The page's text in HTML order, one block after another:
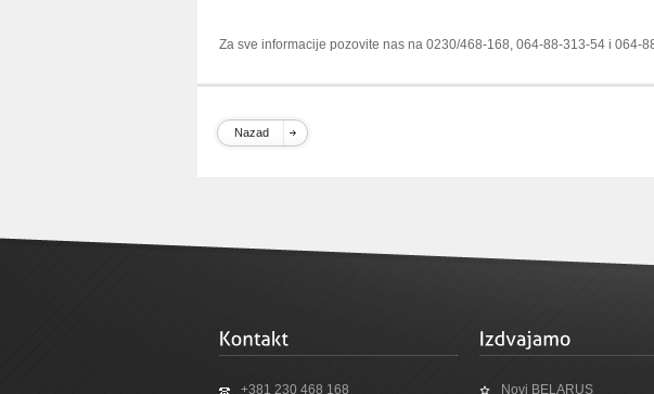
Za sve informacije pozovite nas na 0230/468-168, 064-88-313-54 i 064-
Nazad
+381 230 468 168 Novi BELARUS